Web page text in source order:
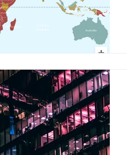
ESPWEB Híbrida Pesquisa
Design de Games